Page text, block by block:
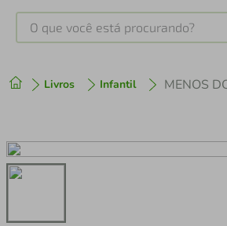
O que você está procurando?
Livros Infantil
2º cafeteira